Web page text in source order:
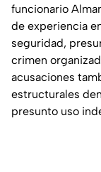
funcionario
de experiencia
seguridad,
crimen
acusaciones
estructurales
presunto uso